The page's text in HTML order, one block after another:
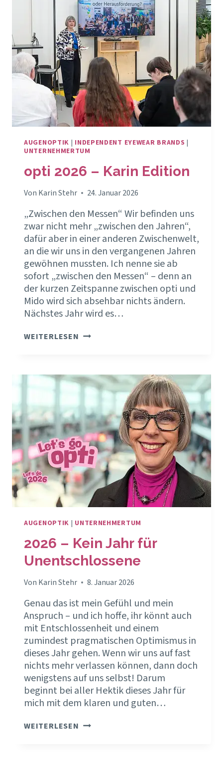
ERFOLGREICH?
AUGENOPTIK | INDEPENDENT EYEWEAR BRANDS |
UNTERNEHMERTUM
opti 2026 – Karin Edition
Von Karin Stehr 24. Januar 2026
„Zwischen den Messen“ Wir befinden uns
zwar nicht mehr „zwischen den Jahren“,
dafür aber in einer anderen Zwischenwelt,
an die wir uns in den vergangenen Jahren
gewöhnen mussten. Ich nenne sie ab
sofort „zwischen den Messen“ – denn an
der kurzen Zeitspanne zwischen opti und
Mido wird sich absehbar nichts ändern.
Nächstes Jahr wird es…
WEITERLESEN OPTI
EDITION
AUGENOPTIK | UNTERNEHMERTUM
2026 – Kein Jahr für
Unentschlossene
Von Karin Stehr 8. Januar 2026
Genau das ist mein Gefühl und mein
Anspruch – und ich hoffe, ihr könnt auch
mit Entschlossenheit und einem
zumindest pragmatischen Optimismus in
dieses Jahr gehen. Wenn wir uns auf fast
nichts mehr verlassen können, dann doch
wenigstens auf uns selbst! Darum
beginnt bei aller Hektik dieses Jahr für
mich mit dem klaren und guten…
WEITERLESEN 2026